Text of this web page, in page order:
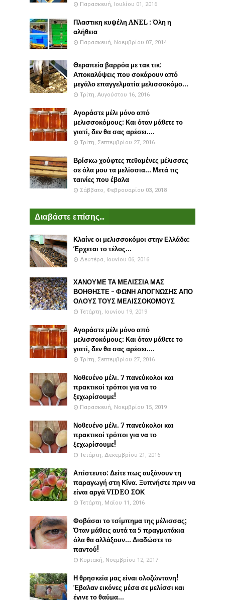
Παρασκευή, Ιουλίου 01, 2016
Πλαστικη κυψέλη ANEL : Όλη η
αλήθεια
Παρασκευή, Νοεμβρίου 07, 2014
Θεραπεία βαρρόα με τακ τικ:
Αποκαλύψεις που σοκάρουν από
μεγάλο επαγγελματία μελισσοκόμο...
Τρίτη, Αυγούστου 16, 2016
Αγοράστε μέλι μόνο από
μελισσοκόμους: Και όταν μάθετε το
γιατί, δεν θα σας αρέσει....
Τρίτη, Σεπτεμβρίου 27, 2016
Βρίσκω χούφτες πεθαμένες μέλισσες
σε όλα μου τα μελίσσια... Μετά τις
ταινίες που έβαλα
Σάββατο, Φεβρουαρίου 03, 2018
Διαβάστε επίσης...
Κλαίνε οι μελισσοκόμοι στην Ελλάδα:
Έρχεται το τέλος...
Δευτέρα, Ιουνίου 06, 2016
ΧΑΝΟΥΜΕ ΤΑ ΜΕΛΙΣΣΙΑ ΜΑΣ
ΒΟΗΘΗΣΤΕ - ΦΩΝΗ ΑΠΟΓΝΩΣΗΣ ΑΠΟ
ΟΛΟΥΣ ΤΟΥΣ ΜΕΛΙΣΣΟΚΟΜΟΥΣ
Τετάρτη, Ιουνίου 19, 2019
Αγοράστε μέλι μόνο από
μελισσοκόμους: Και όταν μάθετε το
γιατί, δεν θα σας αρέσει....
Τρίτη, Σεπτεμβρίου 27, 2016
Νοθευένο μέλι. 7 πανεύκολοι και
πρακτικοί τρόποι για να το
ξεχωρίσουμε!
Παρασκευή, Νοεμβρίου 15, 2019
Νοθευένο μέλι. 7 πανεύκολοι και
πρακτικοί τρόποι για να το
ξεχωρίσουμε!
Τετάρτη, Δεκεμβρίου 21, 2016
Απίστευτο: Δείτε πως αυξάνουν τη
παραγωγή στη Κίνα. Ξυπνήστε πριν να
είναι αργά VIDEO ΣΟΚ
Τετάρτη, Μαΐου 11, 2016
Φοβάσαι το τσίμπημα της μέλισσας;
Όταν μάθεις αυτά τα 5 πραγματάκια
όλα θα αλλάξουν... Διαδώστε το
παντού!
Κυριακή, Νοεμβρίου 12, 2017
Η θρησκεία μας είναι ολοζώντανη!
Έβαλαν εικόνες μέσα σε μελίσσι και
έγινε το θαύμα...